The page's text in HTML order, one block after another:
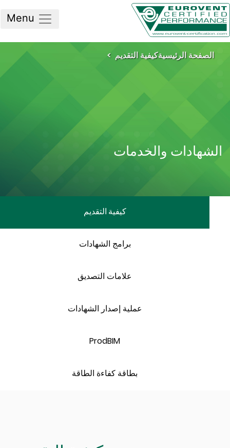
الرئيسيةكيفية التقديم
والخدمات
كيفية التقديم
برامج الشهادات
علامات التصديق
عملية إصدار الشهادات
ProdBIM
بطاقة كفاءة الطاقة